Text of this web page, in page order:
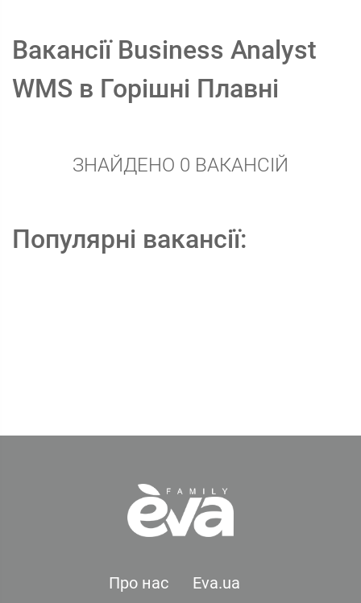
Вакансії Business Analyst
WMS в Горішні Плавні
ЗНАЙДЕНО 0 ВАКАНСІЙ
Популярні вакансії:
Про нас
Eva.ua